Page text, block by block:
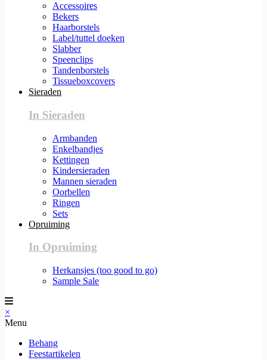
Accessoires
Bekers
Haarborstels
Label/tuttel doeken
Slabber
Speenclips
Tandenborstels
Tissueboxcovers
Sieraden
In Sieraden
Armbanden
Enkelbandjes
Kettingen
Kindersieraden
Mannen sieraden
Oorbellen
Ringen
Sets
Opruiming
In Opruiming
Herkansjes (too good to go)
Sample Sale
×
Menu
Behang
Feestartikelen